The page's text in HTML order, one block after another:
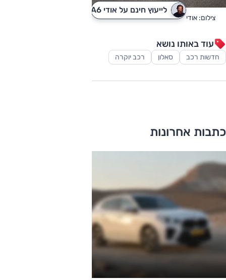
צילום: אודי
לייעוץ חינם על אודי A6
עוד באותו נושא
חדשות רכב סאלון רכב יוקרה
כתבות אחרונות